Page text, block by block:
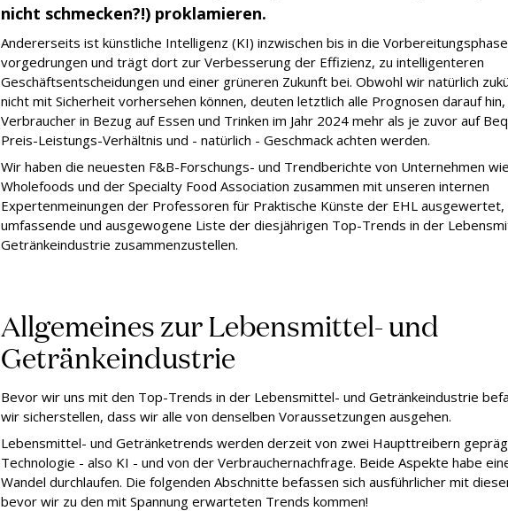
nicht schmecken?!) proklamieren.
Andererseits ist künstliche Intelligenz (KI) inzwischen bis in die
vorgedrungen und trägt dort zur Verbesserung der Effizienz, zu intelligenteren
Geschäftsentscheidungen und einer grüneren Zukunft bei. Obwohl wir natürlich
nicht mit Sicherheit vorhersehen können, deuten letztlich alle Prognosen darauf
Verbraucher in Bezug auf Essen und Trinken im Jahr 2024 mehr als je zuvor auf
Preis-Leistungs-Verhältnis und - natürlich - Geschmack achten werden.
Wir haben die neuesten F&B-Forschungs- und Trendberichte von Unternehmen
Wholefoods und der Specialty Food Association zusammen mit unseren internen
Expertenmeinungen der Professoren für Praktische Künste der EHL ausgewertet,
umfassende und ausgewogene Liste der diesjährigen Top-Trends in der
Getränkeindustrie zusammenzustellen.
Allgemeines zur Lebensmittel- und
Getränkeindustrie
Bevor wir uns mit den Top-Trends in der Lebensmittel- und Getränkeindustrie
wir sicherstellen, dass wir alle von denselben Voraussetzungen ausgehen.
Lebensmittel- und Getränketrends werden derzeit von zwei Haupttreibern
Technologie - also KI - und von der Verbrauchernachfrage. Beide Aspekte habe
Wandel durchlaufen. Die folgenden Abschnitte befassen sich ausführlicher mit
bevor wir zu den mit Spannung erwarteten Trends kommen!